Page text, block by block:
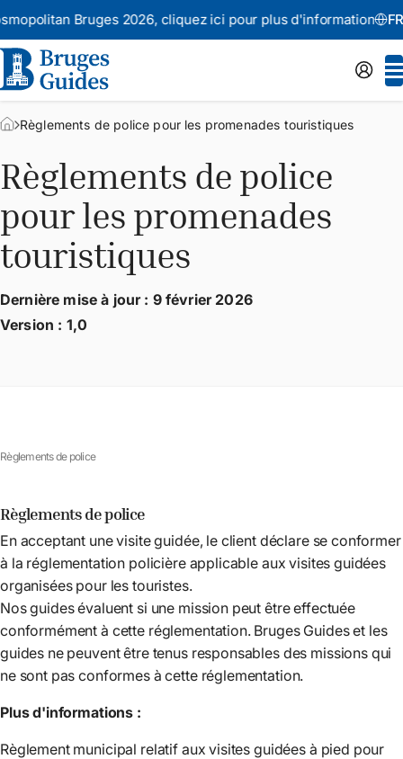
Bruges 2026,cliquez ici pour plus d'informations FR
Règlements de police pour les promenades touristiques
Règlements de police
pour les promenades
touristiques
Dernière mise à jour : 9 février 2026
Version : 1,0
Règlements de police
En acceptant une visite guidée, le client déclare se conformer
à la réglementation policière applicable aux visites guidées
organisées pour les touristes.
Nos guides évaluent si une mission peut être effectuée
conformément à cette réglementation. Bruges Guides et les
guides ne peuvent être tenus responsables des missions qui
ne sont pas conformes à cette réglementation.
Plus d'informations :
Règlement municipal relatif aux visites guidées à pied pour
Règlements de police